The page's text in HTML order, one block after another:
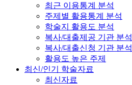
최근 이용통계 분석
주제별 활용통계 분석
학술지 활용도 분석
복사/대출제공 기관 분석
복사/대출신청 기관 분석
활용도 높은 주제
최신/인기 학술자료
최신자료